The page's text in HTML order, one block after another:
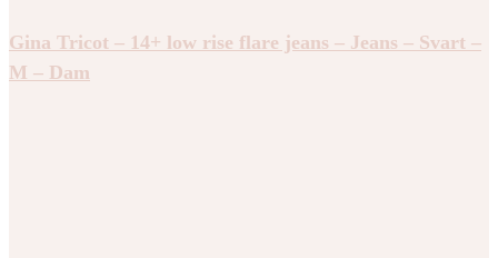
Gina Tricot – 14+ low rise flare jeans – Jeans – Svart –
M – Dam